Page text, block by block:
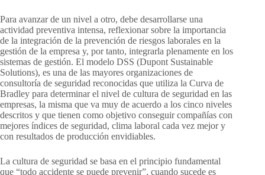
Para avanzar de un nivel a otro, debe desarrollarse una
actividad preventiva intensa, reflexionar sobre la importancia
de la integración de la prevención de riesgos laborales en la
gestión de la empresa y, por tanto, integrarla plenamente en los
sistemas de gestión. El modelo DSS (Dupont Sustainable
Solutions), es una de las mayores organizaciones de
consultoría de seguridad reconocidas que utiliza la Curva de
Bradley para determinar el nivel de cultura de seguridad en las
empresas, la misma que va muy de acuerdo a los cinco niveles
descritos y que tienen como objetivo conseguir compañías con
mejores índices de seguridad, clima laboral cada vez mejor y
con resultados de producción envidiables.
La cultura de seguridad se basa en el principio fundamental
que “todo accidente se puede prevenir”, cuando sucede es